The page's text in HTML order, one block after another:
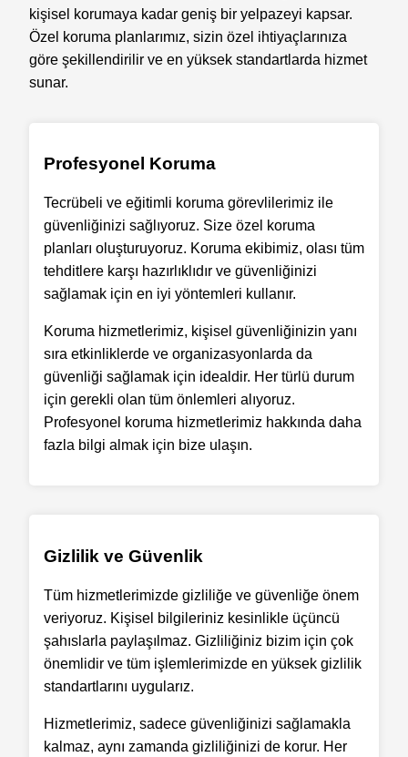
kişisel korumaya kadar geniş bir yelpazeyi kapsar.
Özel koruma planlarımız, sizin özel ihtiyaçlarınıza
göre şekillendirilir ve en yüksek standartlarda hizmet
sunar.
Profesyonel Koruma
Tecrübeli ve eğitimli koruma görevlilerimiz ile
güvenliğinizi sağlıyoruz. Size özel koruma
planları oluşturuyoruz. Koruma ekibimiz, olası tüm
tehditlere karşı hazırlıklıdır ve güvenliğinizi
sağlamak için en iyi yöntemleri kullanır.
Koruma hizmetlerimiz, kişisel güvenliğinizin yanı
sıra etkinliklerde ve organizasyonlarda da
güvenliği sağlamak için idealdir. Her türlü durum
için gerekli olan tüm önlemleri alıyoruz.
Profesyonel koruma hizmetlerimiz hakkında daha
fazla bilgi almak için bize ulaşın.
Gizlilik ve Güvenlik
Tüm hizmetlerimizde gizliliğe ve güvenliğe önem
veriyoruz. Kişisel bilgileriniz kesinlikle üçüncü
şahıslarla paylaşılmaz. Gizliliğiniz bizim için çok
önemlidir ve tüm işlemlerimizde en yüksek gizlilik
standartlarını uygularız.
Hizmetlerimiz, sadece güvenliğinizi sağlamakla
kalmaz, aynı zamanda gizliliğinizi de korur. Her